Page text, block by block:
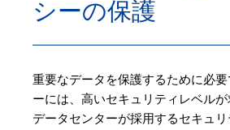
シーの保護
重要なデータを保護するために必
ーには、高いセキュリティレベルが
データセンターが採用するセキュ